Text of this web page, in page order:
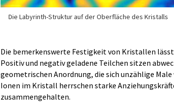
Die Labyrinth-Struktur auf der Oberfläche des Kristalls
Die bemerkenswerte Festigkeit von Kristallen
Positiv und negativ geladene Teilchen sitzen
geometrischen Anordnung, die sich unzählige
Ionen im Kristall herrschen starke
zusammengehalten.